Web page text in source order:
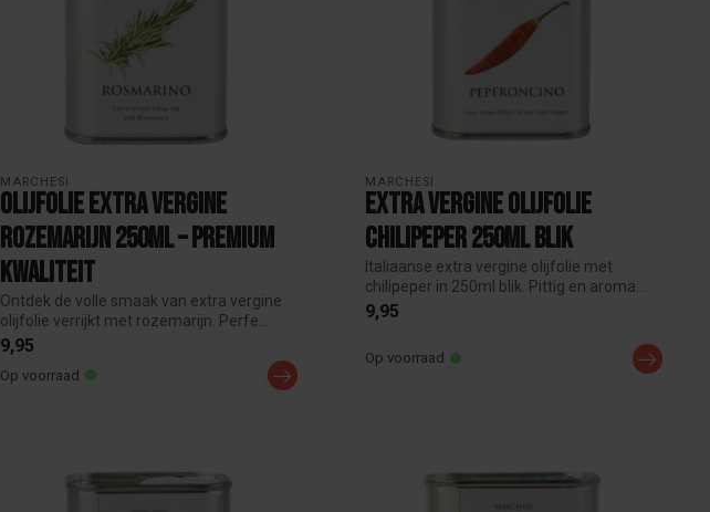
MARCHESI
Olijfolie Extra Vergine
Rozemarijn 250ml – Premium
Kwaliteit
Ontdek de volle smaak van extra vergine
olijfolie verrijkt met rozemarijn. Perfe...
9,95
Op voorraad
MARCHESI
Extra Vergine Olijfolie
Chilipeper 250ml Blik
Italiaanse extra vergine olijfolie met
chilipeper in 250ml blik. Pittig en aroma...
9,95
Op voorraad